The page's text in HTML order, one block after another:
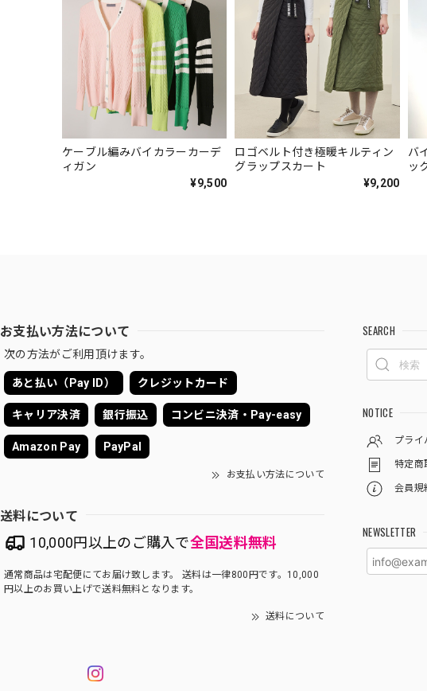
ケーブル編みバイカラーカーデ
ィガン
¥9,500
ロゴベルト付き極暖キルティン
グラップスカート
¥9,200
バ
ッ
お支払い方法について
次の方法がご利用頂けます。
あと払い（Pay ID） クレジットカード
キャリア決済 銀行振込 コンビニ決済・Pay-easy
Amazon Pay PayPal
お支払い方法について
送料について
10,000円以上のご購入で全国送料無料
通常商品は宅配便にてお届け致します。 送料は一律800円です。10,000
円以上のお買い上げで送料無料となります。
送料について
SEARCH
NOTICE
プライ
特定商
会員規
NEWSLETTER